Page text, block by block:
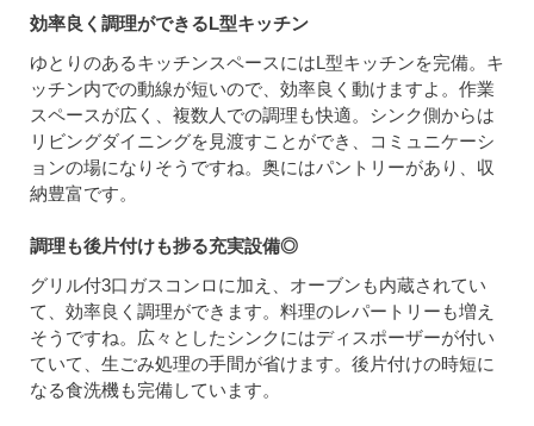
効率良く調理ができるL型キッチン
ゆとりのあるキッチンスペースにはL型キッチンを完備。キ
ッチン内での動線が短いので、効率良く動けますよ。作業
スペースが広く、複数人での調理も快適。シンク側からは
リビングダイニングを見渡すことができ、コミュニケーシ
ョンの場になりそうですね。奥にはパントリーがあり、収
納豊富です。
調理も後片付けも捗る充実設備◎
グリル付3口ガスコンロに加え、オーブンも内蔵されてい
て、効率良く調理ができます。料理のレパートリーも増え
そうですね。広々としたシンクにはディスポーザーが付い
ていて、生ごみ処理の手間が省けます。後片付けの時短に
なる食洗機も完備しています。